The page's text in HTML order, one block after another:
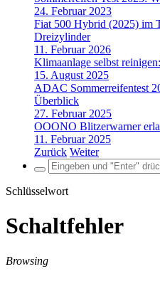
24. Februar 2023
Fiat 500 Hybrid (2025) im
Dreizylinder
11. Februar 2026
Klimaanlage selbst
15. August 2025
ADAC Sommerreifentest
Überblick
27. Februar 2025
OOONO Blitzerwarner
11. Februar 2025
Zurück Weiter
Search
for:
Schlüsselwort
Schaltfehler
Browsing